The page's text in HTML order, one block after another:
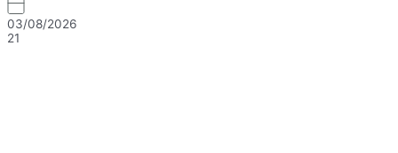
03/08/2026
21